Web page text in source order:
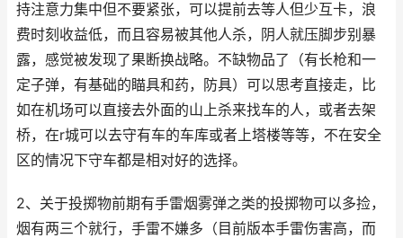
持注意力集中但不要紧张，可以提前去等人但少互卡，浪
费时刻收益低，而且容易被其他人杀，阴人就压脚步别暴
露，感觉被发现了果断换战略。不缺物品了（有长枪和一
定子弹，有基础的瞄具和药，防具）可以思考直接走，比
如在机场可以直接去外面的山上杀来找车的人，或者去架
桥，在r城可以去守有车的车库或者上塔楼等等，不在安全
区的情况下守车都是相对好的选择。
2、关于投掷物前期有手雷烟雾弹之类的投掷物可以多捡，
烟有两三个就行，手雷不嫌多（目前版本手雷伤害高，而